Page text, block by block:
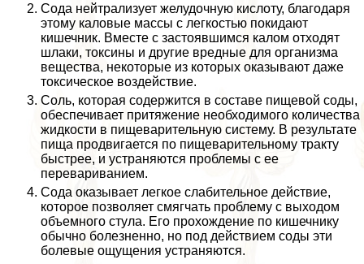
Сода нейтрализует желудочную кислоту, благодаря
этому каловые массы с легкостью покидают
кишечник. Вместе с застоявшимся калом отходят
шлаки, токсины и другие вредные для организма
вещества, некоторые из которых оказывают даже
токсическое воздействие.
Соль, которая содержится в составе пищевой соды,
обеспечивает притяжение необходимого количества
жидкости в пищеварительную систему. В результате
пища продвигается по пищеварительному тpaкту
быстрее, и устраняются проблемы с ее
перевариванием.
Сода оказывает легкое слабительное действие,
которое позволяет смягчать проблему с выходом
объемного стула. Его прохождение по кишечнику
обычно болезненно, но под действием соды эти
болевые ощущения устраняются.